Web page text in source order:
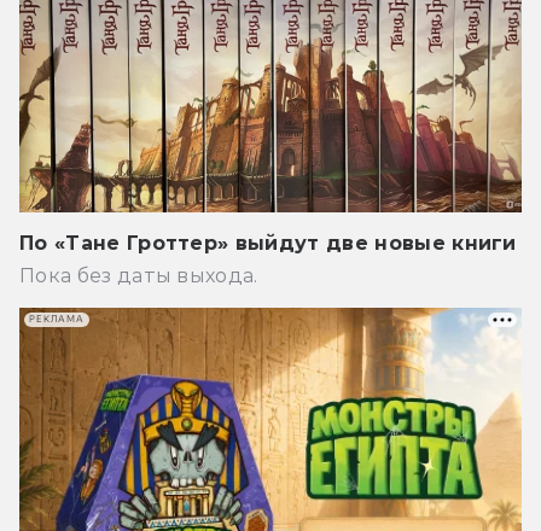
По «Тане Гроттер» выйдут две новые книги
Пока без даты выхода.
РЕКЛАМА